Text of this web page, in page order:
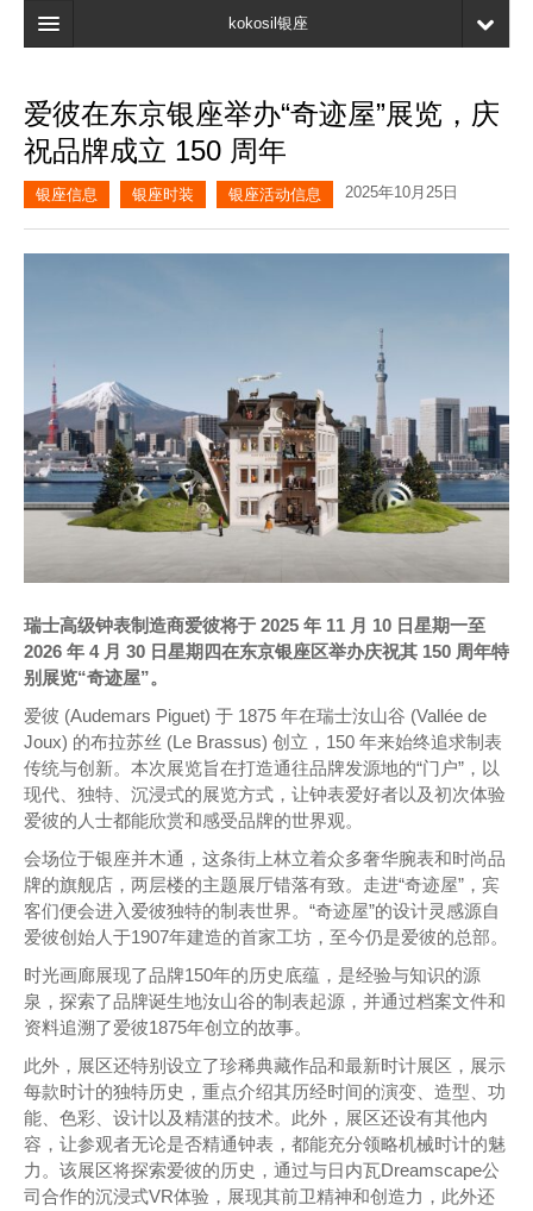
kokosil银座
搜索
最新信息
爱彼在东京银座举办“奇迹屋”展览，庆
祝品牌成立 150 周年
银座信息 银座时装 银座活动信息 2025年10月25日
瑞士高级钟表制造商爱彼将于 2025 年 11 月 10 日星期一至
2026 年 4 月 30 日星期四在东京银座区举办庆祝其 150 周年特
别展览“奇迹屋”。
爱彼 (Audemars Piguet) 于 1875 年在瑞士汝山谷 (Vallée de
Joux) 的布拉苏丝 (Le Brassus) 创立，150 年来始终追求制表
传统与创新。本次展览旨在打造通往品牌发源地的“门户”，以
现代、独特、沉浸式的展览方式，让钟表爱好者以及初次体验
爱彼的人士都能欣赏和感受品牌的世界观。
会场位于银座并木通，这条街上林立着众多奢华腕表和时尚品
牌的旗舰店，两层楼的主题展厅错落有致。走进“奇迹屋”，宾
客们便会进入爱彼独特的制表世界。“奇迹屋”的设计灵感源自
爱彼创始人于1907年建造的首家工坊，至今仍是爱彼的总部。
时光画廊展现了品牌150年的历史底蕴，是经验与知识的源
泉，探索了品牌诞生地汝山谷的制表起源，并通过档案文件和
资料追溯了爱彼1875年创立的故事。
此外，展区还特别设立了珍稀典藏作品和最新时计展区，展示
每款时计的独特历史，重点介绍其历经时间的演变、造型、功
能、色彩、设计以及精湛的技术。此外，展区还设有其他内
容，让参观者无论是否精通钟表，都能充分领略机械时计的魅
力。该展区将探索爱彼的历史，通过与日内瓦Dreamscape公
司合作的沉浸式VR体验，展现其前卫精神和创造力，此外还